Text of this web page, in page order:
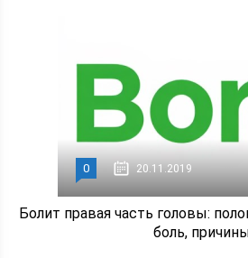
0 20.11.2019
Болит правая часть головы:
боль,